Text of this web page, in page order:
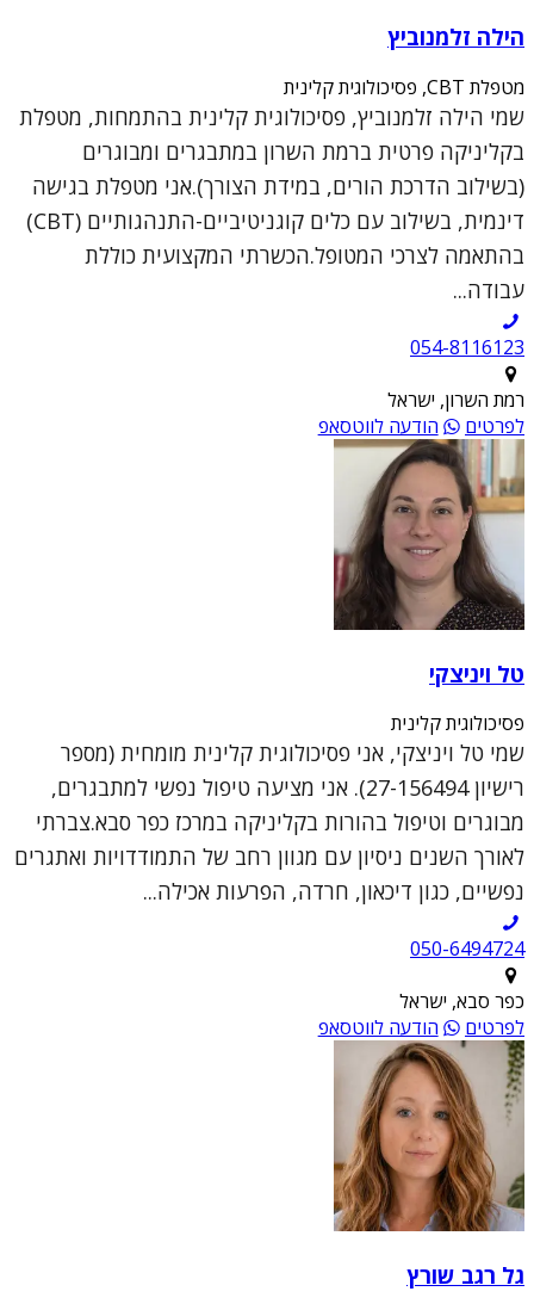
הילה זלמנוביץ
מטפלת CBT, פסיכולוגית קלינית
שמי הילה זלמנוביץ, פסיכולוגית קלינית בהתמחות, מטפלת
בקליניקה פרטית ברמת השרון במתבגרים ומבוגרים
(בשילוב הדרכת הורים, במידת הצורך).אני מטפלת בגישה
דינמית, בשילוב עם כלים קוגניטיביים-התנהגותיים (CBT)
בהתאמה לצרכי המטופל.הכשרתי המקצועית כוללת
עבודה...
054-8116123
רמת השרון, ישראל
לפרטים
הודעה לווטסאפ
טל ויניצקי
פסיכולוגית קלינית
שמי טל ויניצקי, אני פסיכולוגית קלינית מומחית (מספר
רישיון 27-156494). אני מציעה טיפול נפשי למתבגרים,
מבוגרים וטיפול בהורות בקליניקה במרכז כפר סבא.צברתי
לאורך השנים ניסיון עם מגוון רחב של התמודדויות ואתגרים
נפשיים, כגון דיכאון, חרדה, הפרעות אכילה...
050-6494724
כפר סבא, ישראל
לפרטים
הודעה לווטסאפ
גל רגב שורץ